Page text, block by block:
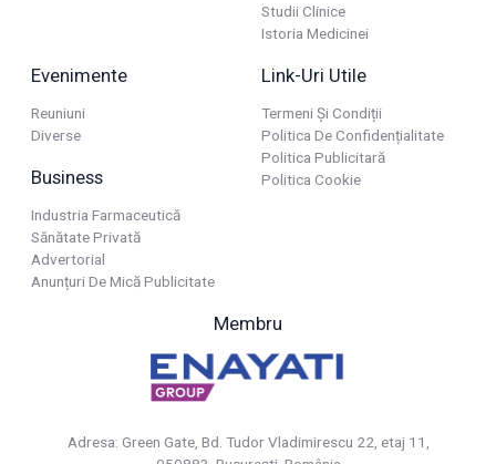
Studii Clinice
Istoria Medicinei
Evenimente
Reuniuni
Diverse
Business
Industria Farmaceutică
Sănătate Privată
Advertorial
Anunțuri De Mică Publicitate
Link-Uri Utile
Termeni Și Condiții
Politica De Confidențialitate
Politica Publicitară
Politica Cookie
Membru
Adresa: Green Gate, Bd. Tudor Vladimirescu 22, etaj 11,